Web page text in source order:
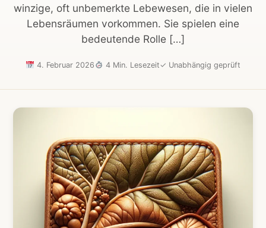
winzige, oft unbemerkte Lebewesen, die in vielen
Lebensräumen vorkommen. Sie spielen eine
bedeutende Rolle […]
4. Februar 2026 4 Min. Lesezeit✓ Unabhängig geprüft